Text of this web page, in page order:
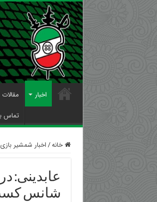
اخبار مقالات
تماس
خانه/اخبار شمشیر بازی
عابدینی:
شانس